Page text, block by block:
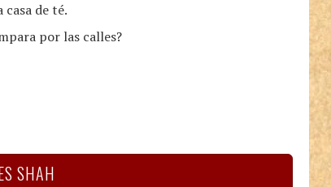
de té.
por las calles?
SHAH